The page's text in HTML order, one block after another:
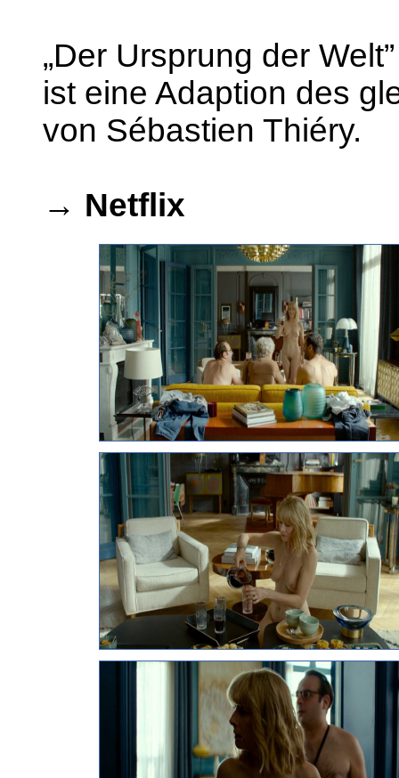
„Der Ursprung der Welt”
ist eine Adaption des
von Sébastien Thiéry.
→ Netflix